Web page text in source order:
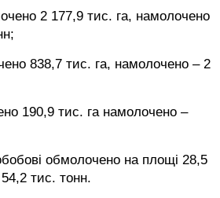
2 177,9 тис. га, намолочено
838,7 тис. га, намолочено – 2
190,9 тис. га намолочено –
обмолочено на площі 28,5
тис. тонн.